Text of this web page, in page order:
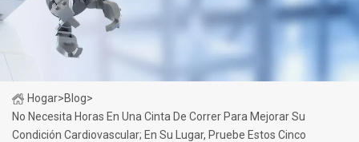
Hogar>Blog>
No Necesita Horas En Una Cinta De Correr Para Mejorar Su
Condición Cardiovascular; En Su Lugar, Pruebe Estos Cinco